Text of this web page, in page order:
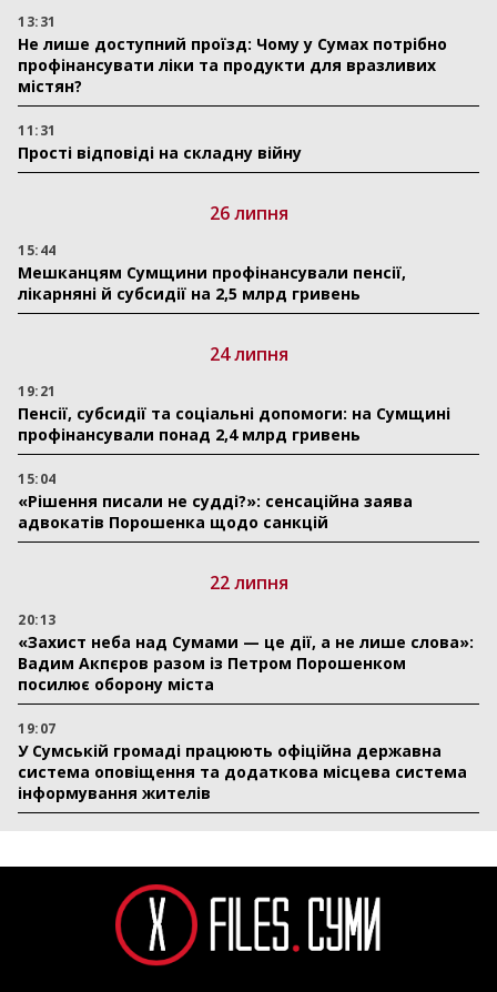
13:31
Не лише доступний проїзд: Чому у Сумах потрібно
профінансувати ліки та продукти для вразливих
містян?
11:31
Прості відповіді на складну війну
26 липня
15:44
Мешканцям Сумщини профінансували пенсії,
лікарняні й субсидії на 2,5 млрд гривень
24 липня
19:21
Пенсії, субсидії та соціальні допомоги: на Сумщині
профінансували понад 2,4 млрд гривень
15:04
«Рішення писали не судді?»: сенсаційна заява
адвокатів Порошенка щодо санкцій
22 липня
20:13
«Захист неба над Сумами — це дії, а не лише слова»:
Вадим Акпєров разом із Петром Порошенком
посилює оборону міста
19:07
У Сумській громаді працюють офіційна державна
система оповіщення та додаткова місцева система
інформування жителів